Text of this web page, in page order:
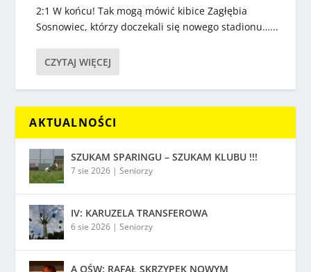
2:1 W końcu! Tak mogą mówić kibice Zagłębia
Sosnowiec, którzy doczekali się nowego stadionu…...
CZYTAJ WIĘCEJ
AKTUALNOŚCI
SZUKAM SPARINGU – SZUKAM KLUBU !!!
7 sie 2026 |Seniorzy
IV: KARUZELA TRANSFEROWA
6 sie 2026 |Seniorzy
A OŚW: RAFAŁ SKRZYPEK NOWYM